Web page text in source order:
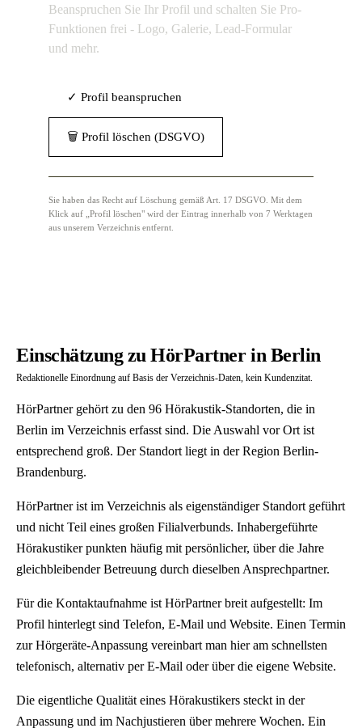
Beanspruchen Sie Ihr Profil und schalten Sie Pro-
Funktionen frei - Logo, Galerie, Lead-Formular
und mehr.
✓ Profil beanspruchen
🗑 Profil löschen (DSGVO)
Sie haben das Recht auf Löschung gemäß Art. 17 DSGVO. Mit dem
Klick auf „Profil löschen" wird der Eintrag innerhalb von 7 Werktagen
aus unserem Verzeichnis entfernt.
Einschätzung zu HörPartner in Berlin
Redaktionelle Einordnung auf Basis der Verzeichnis-Daten, kein Kundenzitat.
HörPartner gehört zu den 96 Hörakustik-Standorten, die in
Berlin im Verzeichnis erfasst sind. Die Auswahl vor Ort ist
entsprechend groß. Der Standort liegt in der Region Berlin-
Brandenburg.
HörPartner ist im Verzeichnis als eigenständiger Standort geführt
und nicht Teil eines großen Filialverbunds. Inhabergeführte
Hörakustiker punkten häufig mit persönlicher, über die Jahre
gleichbleibender Betreuung durch dieselben Ansprechpartner.
Für die Kontaktaufnahme ist HörPartner breit aufgestellt: Im
Profil hinterlegt sind Telefon, E-Mail und Website. Einen Termin
zur Hörgeräte-Anpassung vereinbart man hier am schnellsten
telefonisch, alternativ per E-Mail oder über die eigene Website.
Die eigentliche Qualität eines Hörakustikers steckt in der
Anpassung und im Nachjustieren über mehrere Wochen. Ein